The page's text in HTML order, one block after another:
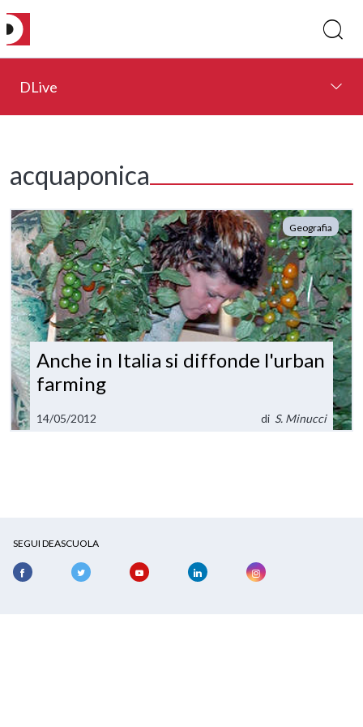
DLive
acquaponica
Geografia
Anche in Italia si diffonde l'urban
farming
14/05/2012 di S. Minucci
SEGUI DEASCUOLA